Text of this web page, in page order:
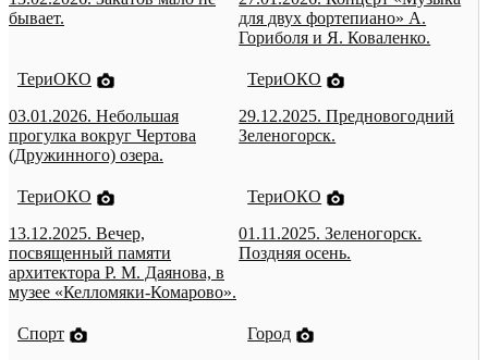
бывает.
для двух фортепиано» А.
Гориболя и Я. Коваленко.
ТериОКО
03.01.2026. Небольшая
прогулка вокруг Чертова
(Дружинного) озера.
ТериОКО
29.12.2025. Предновогодний
Зеленогорск.
ТериОКО
13.12.2025. Вечер,
посвященный памяти
архитектора Р. М. Даянова, в
музее «Келломяки-Комарово».
ТериОКО
01.11.2025. Зеленогорск.
Поздняя осень.
Спорт
Город